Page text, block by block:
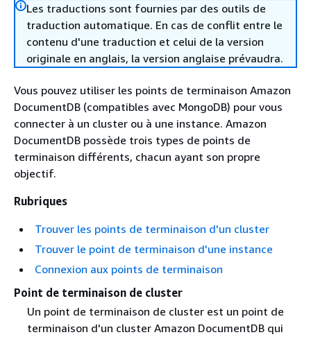
Les traductions sont fournies par des outils de
traduction automatique. En cas de conflit entre le
contenu d'une traduction et celui de la version
originale en anglais, la version anglaise prévaudra.
Vous pouvez utiliser les points de terminaison Amazon
DocumentDB (compatibles avec MongoDB) pour vous
connecter à un cluster ou à une instance. Amazon
DocumentDB possède trois types de points de
terminaison différents, chacun ayant son propre
objectif.
Rubriques
Trouver les points de terminaison d'un cluster
Trouver le point de terminaison d'une instance
Connexion aux points de terminaison
Point de terminaison de cluster
Un point de terminaison de cluster est un point de
terminaison d'un cluster Amazon DocumentDB qui